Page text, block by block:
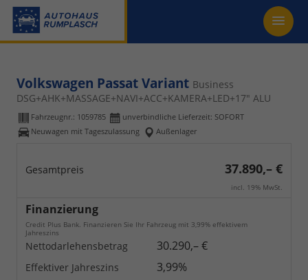
Volkswagen Passat Variant Business
DSG+AHK+MASSAGE+NAVI+ACC+KAMERA+LED+17" ALU
Fahrzeugnr.: 1059785
unverbindliche Lieferzeit: SOFORT
Neuwagen mit Tageszulassung
Außenlager
Gesamtpreis 37.890,– €
incl. 19% MwSt.
Finanzierung
Credit Plus Bank. Finanzieren Sie Ihr Fahrzeug mit 3,99% effektivem
Jahreszins
Nettodarlehensbetrag 30.290,– €
Effektiver Jahreszins 3,99%